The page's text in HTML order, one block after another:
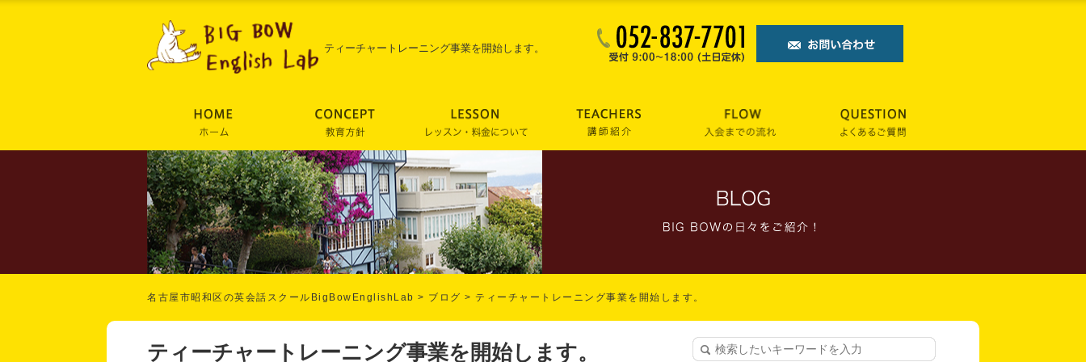
ティーチャートレーニング事業を開始します。
名古屋市昭和区の英会話スクールBigBowEnglishLab > ブログ > ティーチャートレーニング事業を開始します。
ティーチャートレーニング事業を開始します。